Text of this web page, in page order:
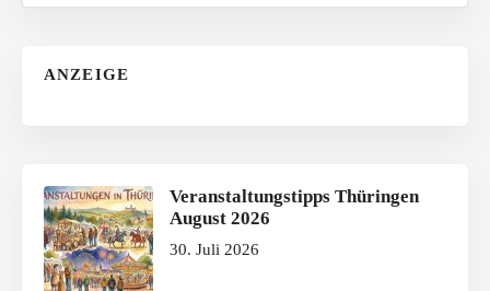
ANZEIGE
Veranstaltungstipps Thüringen
August 2026
30. Juli 2026